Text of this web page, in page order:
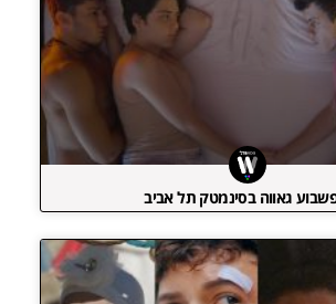
גאווה בסינמטק תל אביב